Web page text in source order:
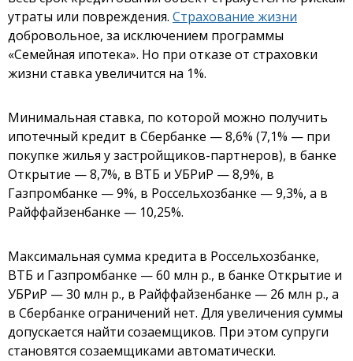
утраты или повреждения. Страхование жизни
добровольное, за исключением программы
«Семейная ипотека». Но при отказе от страховки
жизни ставка увеличится на 1%.
Минимальная ставка, по которой можно получить
ипотечный кредит в Сбербанке — 8,6% (7,1% — при
покупке жилья у застройщиков-партнеров), в банке
Открытие — 8,7%, в ВТБ и УБРиР — 8,9%, в
Газпромбанке — 9%, в Россельхозбанке — 9,3%, а в
Райффайзенбанке — 10,25%.
Максимальная сумма кредита в Россельхозбанке,
ВТБ и Газпромбанке — 60 млн р., в банке Открытие и
УБРиР — 30 млн р., в Райффайзенбанке — 26 млн р., а
в Сбербанке ограничений нет. Для увеличения суммы
допускается найти созаемщиков. При этом супруги
становятся созаемщиками автоматически.